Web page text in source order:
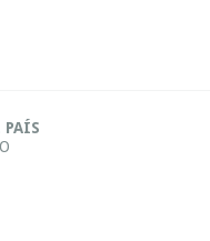
PAÍS